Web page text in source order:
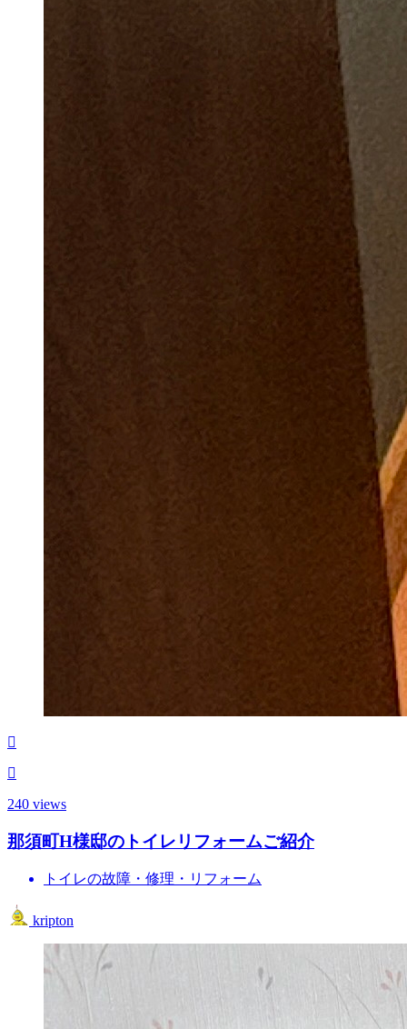
240 views
那須町H様邸のトイレリフォームご紹介
トイレの故障・修理・リフォーム
kripton